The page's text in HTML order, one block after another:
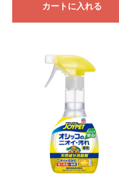
カートに入れる